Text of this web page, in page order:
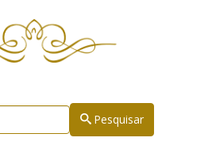
Pesquisar